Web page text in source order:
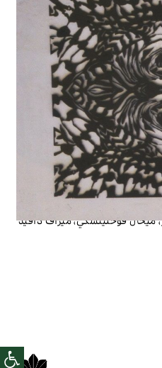
ميخال فوحليتسكي، ميراف دافيد